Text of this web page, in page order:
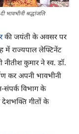
भावभीनी श्रद्धांजलि
की जयंती के अवसर पर
में राज्यपाल लेफ्टिनेंट
कुमार ने स्व. डॉ.
कर अपनी भावभीनी
संपर्क विभाग के
देशभक्ति गीतों के